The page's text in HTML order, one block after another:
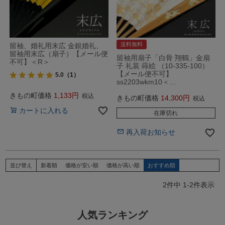
留袖、婚礼用末広 金銀婚礼、
留袖用末広（扇子）【メール便
不可】＜R＞
5.0 （1）
きもの町価格 1,133 税込
カートに入れる
送料無料
留袖用扇子「白骨 翔鶴」金扇
子 礼装 蒔絵 （10-335-100）
【メール便不可】
ss2203wkm10＜…
きもの町価格 14,300 税込
在庫切れ
再入荷お知らせ
並び替え 新着順 価格が安い順 価格が高い順 おすすめ順
2件中 1-2件表示
人気ランキング